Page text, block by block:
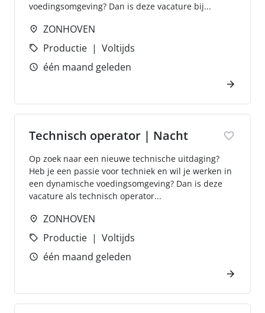
voedingsomgeving? Dan is deze vacature bij...
ZONHOVEN
Productie
Voltijds
één maand geleden
Technisch operator | Nacht
Op zoek naar een nieuwe technische uitdaging?
Heb je een passie voor techniek en wil je werken in
een dynamische voedingsomgeving? Dan is deze
vacature als technisch operator...
ZONHOVEN
Productie
Voltijds
één maand geleden